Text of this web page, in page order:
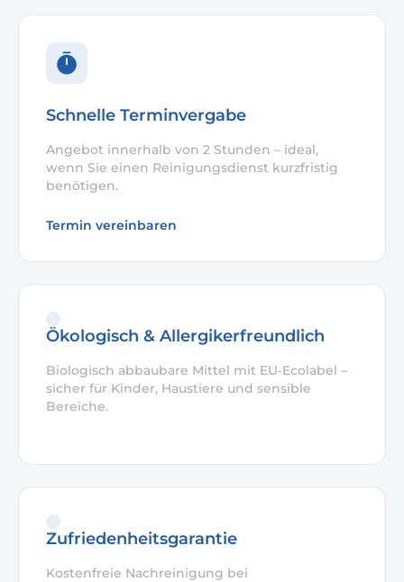
Schnelle Terminvergabe
Angebot innerhalb von 2 Stunden – ideal,
wenn Sie einen Reinigungsdienst kurzfristig
benötigen.
Termin vereinbaren
Ökologisch & Allergikerfreundlich
Biologisch abbaubare Mittel mit EU‑Ecolabel –
sicher für Kinder, Haustiere und sensible
Bereiche.
Zufriedenheitsgarantie
Kostenfreie Nachreinigung bei